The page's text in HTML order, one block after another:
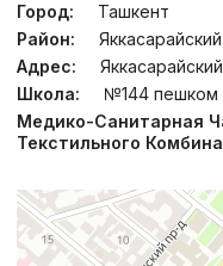
Город:
Ташкент
Район:
Яккасарайский
Адрес:
Школа:
№144 пешком
Медико-Санитарная
Текстильного